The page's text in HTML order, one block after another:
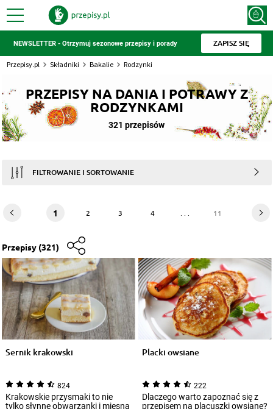
NEWSLETTER - Otrzymuj sezonowe przepisy i porady ZAPISZ SIĘ
Przepisy.pl Składniki Bakalie Rodzynki
PRZEPISY NA DANIA I POTRAWY Z
RODZYNKAMI
321 przepisów
FILTROWANIE I SORTOWANIE
1 2 3 4 11
Przepisy (321)
Sernik krakowski
824
Krakowskie przysmaki to nie
tylko słynne obwarzanki i mięsna
Placki owsiane
222
Dlaczego warto zapoznać się z
przepisem na placuszki owsiane?